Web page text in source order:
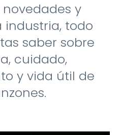
y
industria, todo
saber sobre
cuidado,
y vida útil de